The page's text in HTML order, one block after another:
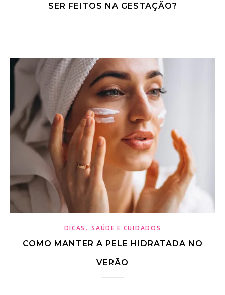
SER FEITOS NA GESTAÇÃO?
DICAS ,SAÚDE E CUIDADOS
COMO MANTER A PELE HIDRATADA NO
VERÃO